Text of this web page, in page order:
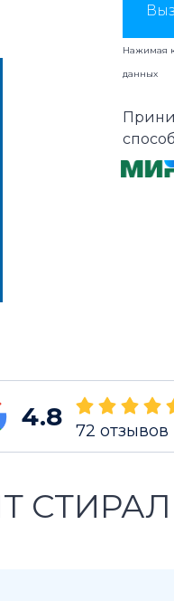
Нажимая
данных
4.8 72 отзывов